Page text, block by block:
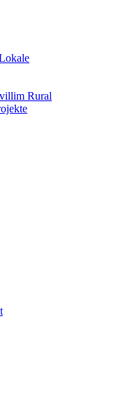
Rural